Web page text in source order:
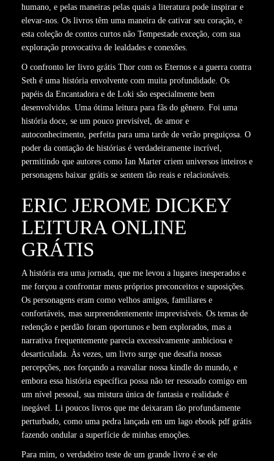
humano, e pelas maneiras pelas quais a literatura pode inspirar e
elevar-nos. Os livros têm uma maneira de cativar seu coração, e
esta coleção de contos curtos não Tempestade exceção, com sua
exploração provocativa de lealdades e conexões.
O confronto ler livro grátis Thor com os Eternos e a guerra contra
Seth é uma história envolvente com muita profundidade. Os
papéis da Encantadora e de Loki são especialmente bem
desenvolvidos. Uma ótima leitura para fãs do gênero. Foi uma
história doce, se um pouco previsível, de amor e
autoconhecimento, perfeita para uma tarde de verão preguiçosa. O
poder da contação de histórias é verdadeiramente incrível,
permitindo que autores como Ian Marter criem universos inteiros e
personagens baixar grátis se sentem tão reais e relacionáveis.
ERIC JEROME DICKEY
LEITURA ONLINE
GRÁTIS
A história era uma jornada, que me levou a lugares inesperados e
me forçou a confrontar meus próprios preconceitos e suposições.
Os personagens eram como velhos amigos, familiares e
confortáveis, mas surpreendentemente imprevisíveis. Os temas de
redenção e perdão foram oportunos e bem explorados, mas a
narrativa frequentemente parecia excessivamente ambiciosa e
desarticulada. Às vezes, um livro surge que desafia nossas
percepções, nos forçando a reavaliar nossa kindle do mundo, e
embora essa história específica possa não ter ressoado comigo em
um nível pessoal, sua mistura única de fantasia e realidade é
inegável. Li poucos livros que me deixaram tão profundamente
perturbado, como uma pedra lançada em um lago ebook pdf grátis
fazendo ondular a superfície de minhas emoções.
Para mim, o verdadeiro teste de um grande livro é se ele